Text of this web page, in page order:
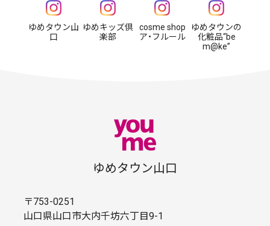
ゆめタウン山
口
ゆめキッズ倶
楽部
cosme shop
ア・フルール
ゆめタウンの
化粧品“be
m@ke”
ゆめタウン山口
〒753-0251
山口県山口市大内千坊六丁目9-1